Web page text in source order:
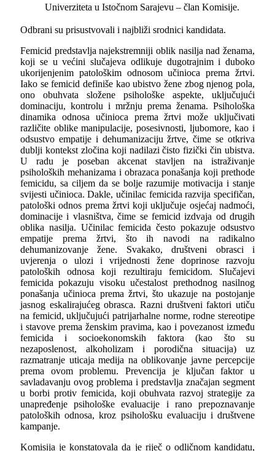
Univerziteta u Istočnom Sarajevu – član Komisije.
Odbrani su prisustvovali i najbliži srodnici kandidata.
Femicid predstavlja najekstremniji oblik nasilja nad ženama,
koji se u većini slučajeva odlikuje dugotrajnim i duboko
ukorijenjenim patološkim odnosom učinioca prema žrtvi.
Iako se femicid definiše kao ubistvo žene zbog njenog pola,
ono obuhvata složene psihološke aspekte, uključujući
dominaciju, kontrolu i mržnju prema ženama. Psihološka
dinamika odnosa učinioca prema žrtvi može uključivati
različite oblike manipulacije, posesivnosti, ljubomore, kao i
odsustvo empatije i dehumanizaciju žrtve, čime se otkriva
dublji kontekst zločina koji nadilazi čisto fizički čin ubistva.
U radu je poseban akcenat stavljen na istraživanje
psiholoških mehanizama i obrazaca ponašanja koji prethode
femicidu, sa ciljem da se bolje razumije motivacija i stanje
svijesti učinioca. Dakle, učinilac femicida razvija specifičan,
patološki odnos prema žrtvi koji uključuje osjećaj nadmoći,
dominacije i vlasništva, čime se femicid izdvaja od drugih
oblika nasilja. Učinilac femicida često pokazuje odsustvo
empatije prema žrtvi, što ih navodi na radikalno
dehumanizovanje žene. Svakako, društveni obrasci i
uvjerenja o ulozi i vrijednosti žene doprinose razvoju
patoloških odnosa koji rezultiraju femicidom. Slučajevi
femicida pokazuju visoku učestalost prethodnog nasilnog
ponašanja učinioca prema žrtvi, što ukazuje na postojanje
jasnog eskalirajućeg obrasca. Razni društveni faktori utiču
na femicid, uključujući patrijarhalne norme, rodne stereotipe
i stavove prema ženskim pravima, kao i povezanost između
femicida i socioekonomskih faktora (kao što su
nezaposlenost, alkoholizam i porodična situacija) uz
razmatranje uticaja medija na oblikovanje javne percepcije
prema ovom problemu. Prevencija je ključan faktor u
savladavanju ovog problema i predstavlja značajan segment
u borbi protiv femicida, koji obuhvata razvoj strategije za
unapređenje psihološke evaluacije i rano prepoznavanje
patoloških odnosa, kroz psihološku evaluaciju i društvene
kampanje.
Komisija je konstatovala da je riječ o odličnom kandidatu,